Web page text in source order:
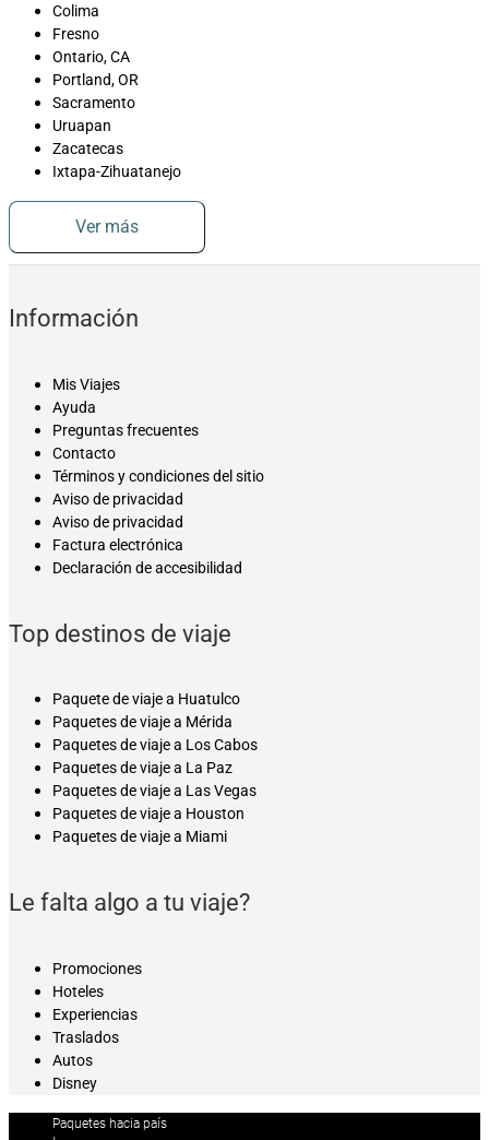
Colima
Fresno
Ontario, CA
Portland, OR
Sacramento
Uruapan
Zacatecas
Ixtapa-Zihuatanejo
Ver más
Información
Mis Viajes
Ayuda
Preguntas frecuentes
Contacto
Términos y condiciones del sitio
Aviso de privacidad
Aviso de privacidad
Factura electrónica
Declaración de accesibilidad
Top destinos de viaje
Paquete de viaje a Huatulco
Paquetes de viaje a Mérida
Paquetes de viaje a Los Cabos
Paquetes de viaje a La Paz
Paquetes de viaje a Las Vegas
Paquetes de viaje a Houston
Paquetes de viaje a Miami
Le falta algo a tu viaje?
Promociones
Hoteles
Experiencias
Traslados
Autos
Disney
Paquetes hacia país